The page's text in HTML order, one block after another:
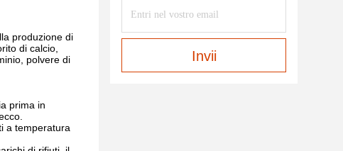
produzione di
di calcio,
polvere di
prima in
a temperatura
Invii